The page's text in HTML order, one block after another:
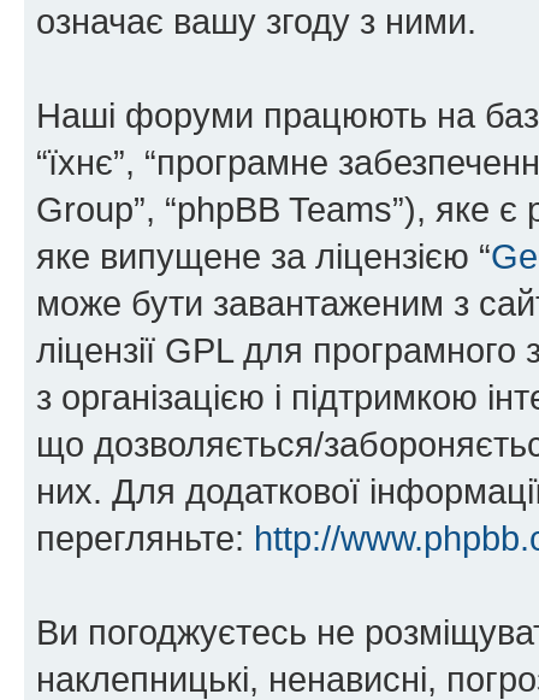
означає вашу згоду з ними.
Наші форуми працюють на
“їхнє”, “програмне
Group”, “phpBB Teams”), яке
яке випущене за ліцензією “
може бути завантаженим з
ліцензії GPL для
з організацією і підтримкою
що дозволяється/
них. Для додаткової
перегляньте: http://
Ви погоджуєтесь не
наклепницькі, ненависні,